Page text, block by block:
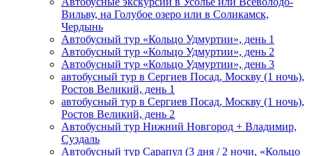
Вильву, на Голубое озеро или в Соликамск,
Чердынь
Автобусный тур «Кольцо Удмуртии», день 1
Автобусный тур «Кольцо Удмуртии», день 2
Автобусный тур «Кольцо Удмуртии», день 3
автобусный тур в Сергиев Посад, Москву (1 ночь),
Ростов Великий, день 1
автобусный тур в Сергиев Посад, Москву (1 ночь),
Ростов Великий, день 2
Автобусный тур Нижний Новгород + Владимир,
Суздаль
Автобусный тур Сарапул (3 дня / 2 ночи, «Кольцо